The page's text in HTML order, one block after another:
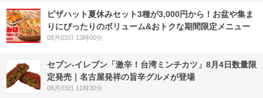
ピザハット夏休みセット3種が3,000円から！お盆や集ま
りにぴったりのボリューム&おトクな期間限定メニュー
08月03日 13時00分
セブン-イレブン「激辛！台湾ミンチカツ」8月4日数量限
定発売｜名古屋発祥の旨辛グルメが登場
08月03日 11時30分